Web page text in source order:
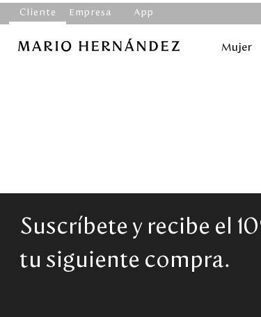
Cliente Empresa App
Mujer
Suscríbete y recibe el
tu siguiente compra.